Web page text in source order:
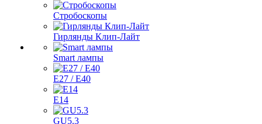
Стробоскопы
Гирлянды Клип-Лайт
Smart лампы
E27 / E40
E14
GU5.3